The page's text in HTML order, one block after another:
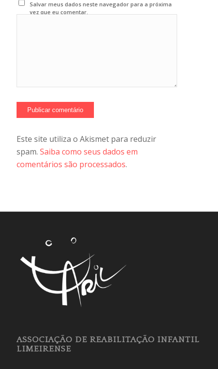
Salvar meus dados neste navegador para a próxima
vez que eu comentar.
Este site utiliza o Akismet para reduzir
spam. Saiba como seus dados em
comentários são processados.
ASSOCIAÇÃO DE REABILITAÇÃO INFANTIL
LIMEIRENSE